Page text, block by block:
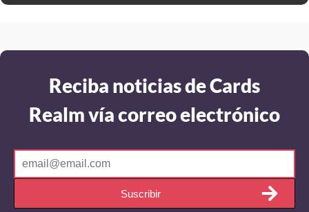
Reciba noticias de Cards
Realm vía correo electrónico
Suscribir